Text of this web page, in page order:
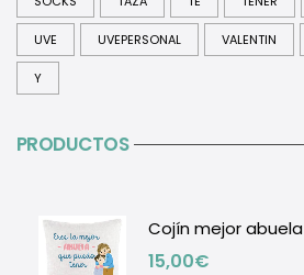
UVE UVEPERSONAL VALENTIN
Y
PRODUCTOS
Cojín mejor abuela
15,00€